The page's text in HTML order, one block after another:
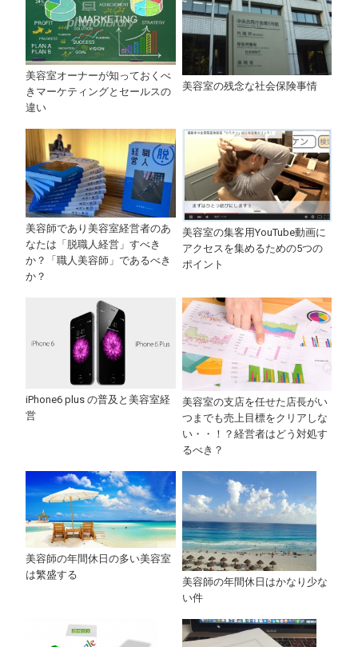
美容室オーナーが知っておくべ
きマーケティングとセールスの
違い
美容室の残念な社会保険事情
美容師であり美容室経営者のあ
なたは「脱職人経営」すべき
か？「職人美容師」であるべき
か？
美容室の集客用YouTube動画に
アクセスを集めるための5つの
ポイント
iPhone6 plus の普及と美容室経
営
美容室の支店を任せた店長がい
つまでも売上目標をクリアしな
い・・！？経営者はどう対処す
るべき？
美容師の年間休日の多い美容室
は繁盛する
美容師の年間休日はかなり少な
い件